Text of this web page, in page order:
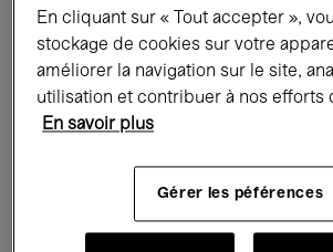
Expositions Films
Rencontres & Débats Jazz
Musique électronique
En cliquant sur « Tout accepter »,
stockage de cookies sur votre
améliorer la navigation sur le site,
utilisation et contribuer à nos efforts
En savoir plus
Gérer les péférences